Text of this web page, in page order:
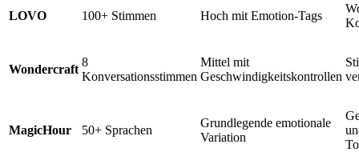
LOVO 100+ Stimmen Hoch mit Emotion-Tags
Wondercraft
8
Konversationsstimmen
Mittel mit
Geschwindigkeitskontrollen
MagicHour 50+ Sprachen
Grundlegende emotionale
Variation